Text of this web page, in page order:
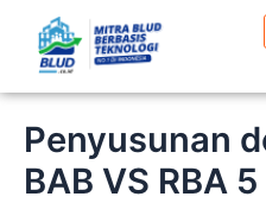
content
Penyusunan
BAB VS RBA
c
h